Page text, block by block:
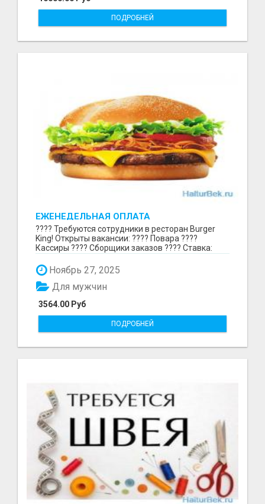
ПОДРОБНЕЙ
ЕЖЕНЕДЕЛЬНАЯ ОПЛАТА
???? Требуются сотрудники в ресторан Burger
King! Открыты вакансии: ???? Повара ????
Кассиры ???? Сборщики заказов ???? Ставка:
Ноябрь 27, 2025
3564.00 Руб
Для мужчин
ПОДРОБНЕЙ